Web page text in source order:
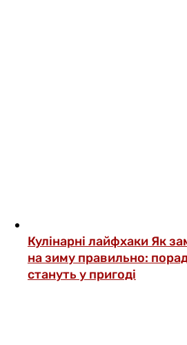
Кулінарні лайфхаки Як
на зиму правильно:
стануть у пригоді